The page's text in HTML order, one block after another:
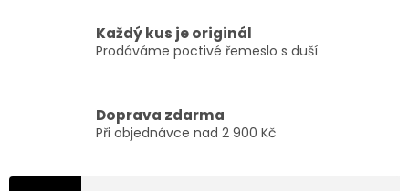
Každý kus je originál
Prodáváme poctivé řemeslo s duší
Doprava zdarma
Při objednávce nad 2 900 Kč